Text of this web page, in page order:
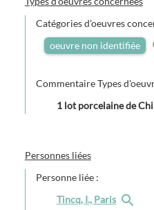
Catégories d'oeuvres
oeuvre non identifiée
Commentaire Types
1 lot porcelaine de
Personnes liées
Personne liée :
Tincq, I., Paris